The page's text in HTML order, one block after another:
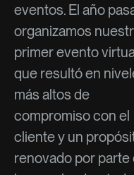
eventos. El año
organizamos
primer evento
que resultó en
más altos de
compromiso con el
cliente y un
renovado por parte